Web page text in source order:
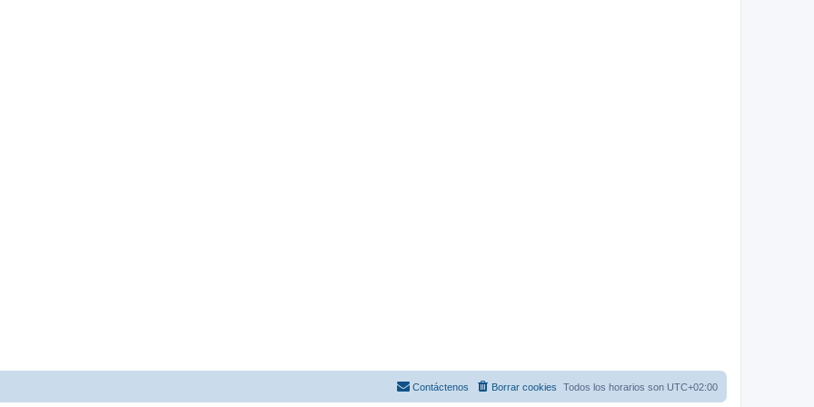
Todos los horarios son UTC+02:00
Borrar cookies
Contáctenos